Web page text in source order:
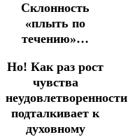
Склонность
«плыть по
течению»…
Но! Как раз рост
чувства
неудовлетворенности
подталкивает к
духовному